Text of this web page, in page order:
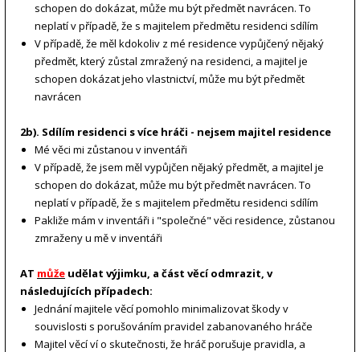
schopen do dokázat, může mu být předmět navrácen. To
neplatí v případě, že s majitelem předmětu residenci sdílím
V případě, že měl kdokoliv z mé residence vypůjčený nějaký
předmět, který zůstal zmražený na residenci, a majitel je
schopen dokázat jeho vlastnictví, může mu být předmět
navrácen
2b). Sdílím residenci s více hráči - nejsem majitel residence
Mé věci mi zůstanou v inventáři
V případě, že jsem měl vypůjčen nějaký předmět, a majitel je
schopen do dokázat, může mu být předmět navrácen. To
neplatí v případě, že s majitelem předmětu residenci sdílím
Pakliže mám v inventáři i "společné" věci residence, zůstanou
zmraženy u mě v inventáři
AT může udělat výjimku, a část věcí odmrazit, v
následujících případech:
Jednání majitele věcí pomohlo minimalizovat škody v
souvislosti s porušováním pravidel zabanovaného hráče
Majitel věcí ví o skutečnosti, že hráč porušuje pravidla, a